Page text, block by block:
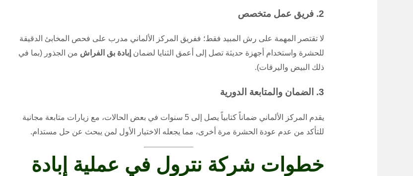
2. فريق عمل متخصص
لا تقتصر المهمة على رش المبيد فقط؛ ففريق المركز الألماني مدرب على فحص المخابئ الدقيقة
للحشرة واستخدام أجهزة حديثة تصل إلى أعمق الثنايا لضمان إبادة بق الفراش من الجذور (بما في
ذلك البيض واليرقات).
3. الضمان والمتابعة الدورية
يقدم المركز الألماني ضماناً كتابياً يصل إلى 5 سنوات في بعض الحالات، مع زيارات متابعة مجانية
للتأكد من عدم عودة الحشرة مرة أخرى، مما يجعله الاختيار الأول لمن يبحث عن حل مستدام.
خطوات شركة نترول في عملية إبادة